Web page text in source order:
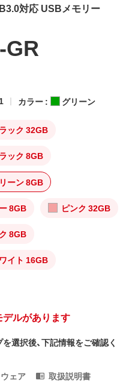
対応 USBメモリー
カラー : グリーン
ック 32GB
ック 8GB
ーン 8GB
8GB ピンク 32GB
8GB
イト 16GB
ルがあります
選択後、下記情報をご確認く
ェア
取扱説明書